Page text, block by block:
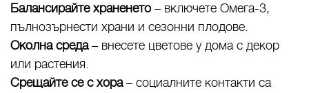
Балансирайте храненето– включете Омега-3,
пълнозърнести храни и сезонни плодове.
Околна среда– внесете цветове у дома с декор
или растения.
Срещайте се с хора– социалните контакти са